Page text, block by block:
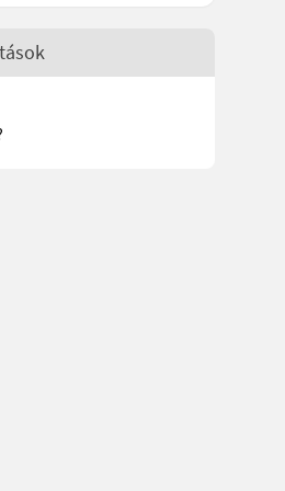
Specifications Three-point